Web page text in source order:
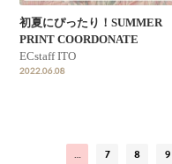
初夏にぴったり！SUMMER
PRINT COORDONATE
ECstaff ITO
2022.06.08
… 7 8 9